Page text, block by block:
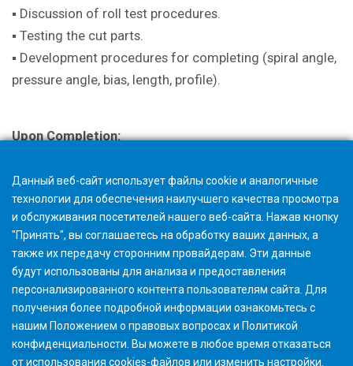
▪ Discussion of roll test procedures.
▪ Testing the cut parts.
▪ Development procedures for completing (spiral angle,
pressure angle, bias, length, profile).
Upon Completion:
Данный веб-сайт использует файлы cookie и аналогичные
технологии для обеспечения наилучшего качества просмотра
и обслуживания посетителей нашего веб-сайта. Нажав кнопку
"Принять", вы соглашаетесь на обработку ваших данных, а
также их передачу сторонним провайдерам. Эти данные
будут использованы для анализа и предоставления
персонализированного контента пользователям сайта. Для
получения более подробной информации ознакомьтесь с
нашим Положением о правовых вопросахи Политикой
конфиденциальности . Вы можете в любое время отказаться
от использования cookies-файлов или изменить настройки